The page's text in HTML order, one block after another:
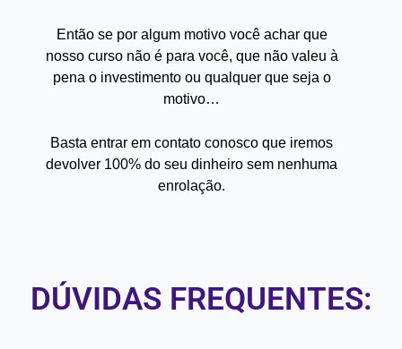
Então se por algum motivo você achar que
nosso curso não é para você, que não valeu à
pena o investimento ou qualquer que seja o
motivo…
Basta entrar em contato conosco que iremos
devolver 100% do seu dinheiro sem nenhuma
enrolação.
DÚVIDAS FREQUENTES:​